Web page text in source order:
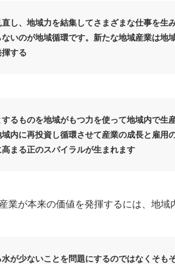
し、地域力を結集してさまざまな仕事を生
ないのが地域循環です。新たな地域産業は地
する
るものを地域がもつ力を使って地域内で生
域内に再投資し循環させて産業の成長と雇用
まる正のスパイラルが生まれます
が本来の価値を発揮するには、地域
が少ないことを問題にするのではなくそも